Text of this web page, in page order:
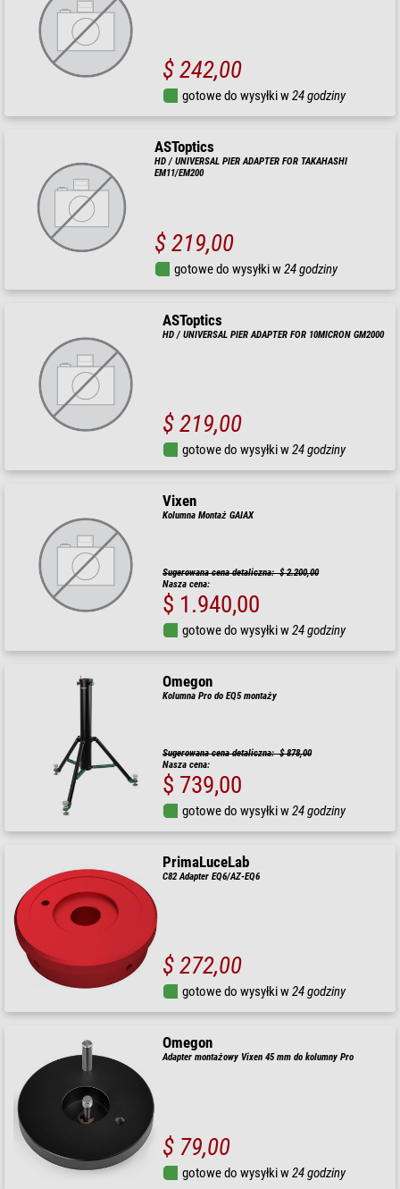
$ 242,00
gotowe do wysyłki w24 godziny
ASToptics
HD / UNIVERSAL PIER ADAPTER FOR TAKAHASHI
EM11/EM200
$ 219,00
gotowe do wysyłki w24 godziny
ASToptics
HD / UNIVERSAL PIER ADAPTER FOR 10MICRON GM2000
$ 219,00
gotowe do wysyłki w24 godziny
Vixen
Kolumna Montaż GAIAX
Sugerowana cena detaliczna: $ 2.200,00
Nasza cena:
$ 1.940,00
gotowe do wysyłki w24 godziny
Omegon
Kolumna Pro do EQ5 montaży
Sugerowana cena detaliczna: $ 878,00
Nasza cena:
$ 739,00
gotowe do wysyłki w24 godziny
PrimaLuceLab
C82 Adapter EQ6/AZ-EQ6
$ 272,00
gotowe do wysyłki w24 godziny
Omegon
Adapter montażowy Vixen 45 mm do kolumny Pro
$ 79,00
gotowe do wysyłki w24 godziny